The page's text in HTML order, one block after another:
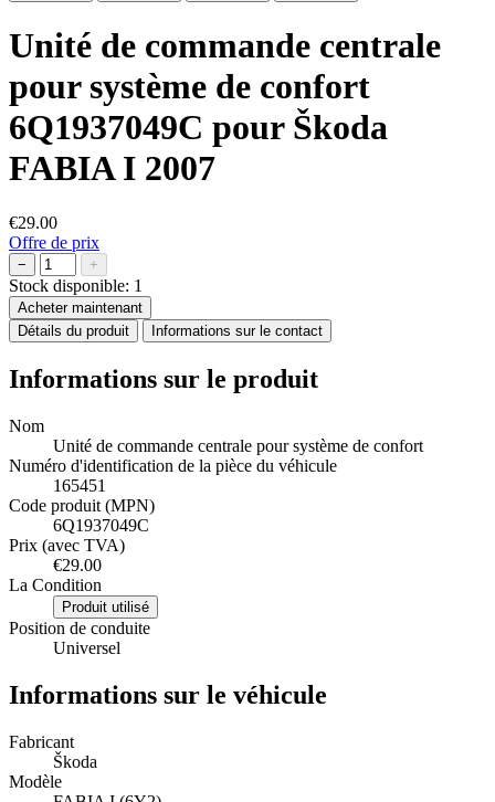
Unité de commande centrale
pour système de confort
6Q1937049C pour Škoda
FABIA I 2007
€29.00
Offre de prix
− +
Stock disponible: 1
Acheter maintenant
Détails du produit
Informations sur le contact
Informations sur le produit
Nom
Unité de commande centrale pour système de confort
Numéro d'identification de la pièce du véhicule
165451
Code produit (MPN)
6Q1937049C
Prix (avec TVA)
€29.00
La Condition
Produit utilisé
Position de conduite
Universel
Informations sur le véhicule
Fabricant
Škoda
Modèle